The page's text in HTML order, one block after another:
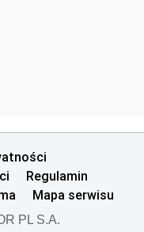
Regulamin
Mapa serwisu
PL S.A.